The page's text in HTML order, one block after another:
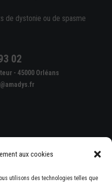
aux cookies
utilisons des technologies telles que
de dystonie ou de spasme
02
- 45000 Orléans